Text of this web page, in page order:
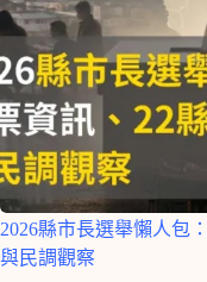
2026縣市長選舉懶人包
與民調觀察